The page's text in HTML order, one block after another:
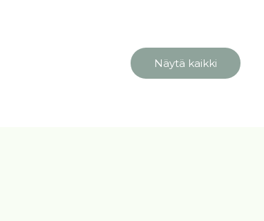
Näytä kaikki